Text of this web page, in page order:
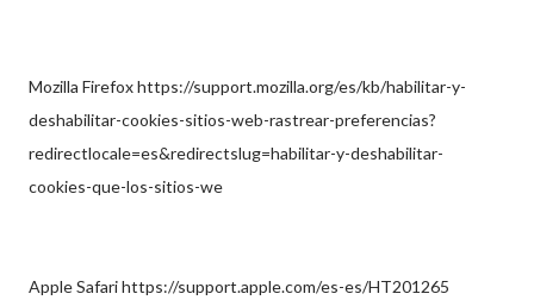
Mozilla Firefox https://support.mozilla.org/es/kb/habilitar-y-
deshabilitar-cookies-sitios-web-rastrear-preferencias?
redirectlocale=es&redirectslug=habilitar-y-deshabilitar-
cookies-que-los-sitios-we
Apple Safari https://support.apple.com/es-es/HT201265